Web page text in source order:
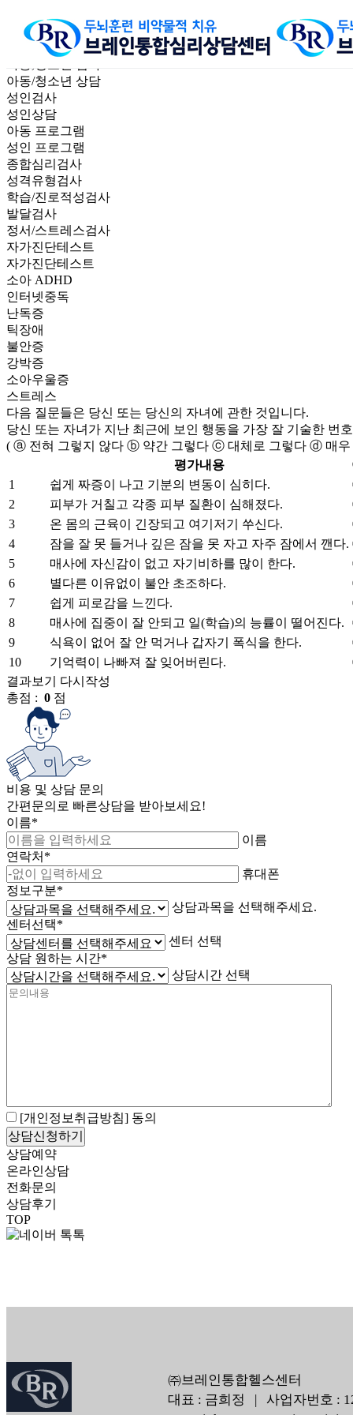
센터소개 브레인통합상담이
children and adolescents
아동,청소년 검사
아동,청소년 검사
아동/청소년 상담
성인검사
성인상담
아동 프로그램
성인 프로그램
종합심리검사
성격유형검사
학습/진로적성검사
발달검사
정서/스트레스검사
자가진단테스트
자가진단테스트
소아 ADHD
인터넷중독
난독증
틱장애
불안증
강박증
소아우울증
스트레스
다음 질문들은 당신 또는 당신의 자녀에 관한 것입니다.
당신 또는 자녀가 지난 최근에 보인 행동을 가장 잘 기술한 번
( ⓐ 전혀 그렇지 않다 ⓑ 약간 그렇다 ⓒ 대체로 그렇다 ⓓ 매우
평가내용
1
쉽게 짜증이 나고 기분의 변동이 심히다.
2
피부가 거칠고 각종 피부 질환이 심해졌다.
3
온 몸의 근육이 긴장되고 여기저기 쑤신다.
4
잠을 잘 못 들거나 깊은 잠을 못 자고 자주 잠에서 깬다.
5
매사에 자신감이 없고 자기비하를 많이 한다.
6
별다른 이유없이 불안 초조하다.
7
쉽게 피로감을 느낀다.
8
매사에 집중이 잘 안되고 일(학습)의 능률이 떨어진다.
9
식욕이 없어 잘 안 먹거나 갑자기 폭식을 한다.
10
기억력이 나빠져 잘 잊어버린다.
결과보기
다시작성
총점 : 0 점
비용 및 상담 문의
간편문의로 빠른상담을 받아보세요!
이름*
이름
연락처*
휴대폰
정보구분*
상담과목을 선택해주세요.
센터선택*
센터 선택
상담 원하는 시간*
상담시간 선택
[개인정보취급방침] 동의
상담신청하기
상담예약
온라인상담
전화문의
상담후기
TOP
㈜브레인통합헬스센터
대표 : 금희정 | 사업자번호 :